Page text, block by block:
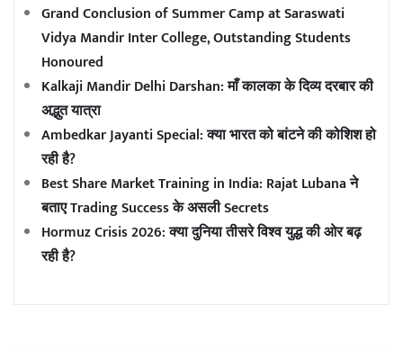
Grand Conclusion of Summer Camp at Saraswati
Vidya Mandir Inter College, Outstanding Students
Honoured
Kalkaji Mandir Delhi Darshan: माँ कालका के दिव्य दरबार की
अद्भुत यात्रा
Ambedkar Jayanti Special: क्या भारत को बांटने की कोशिश हो
रही है?
Best Share Market Training in India: Rajat Lubana ने
बताए Trading Success के असली Secrets
Hormuz Crisis 2026: क्या दुनिया तीसरे विश्व युद्ध की ओर बढ़
रही है?